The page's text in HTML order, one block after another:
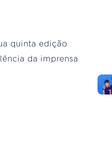
quinta edição
da imprensa